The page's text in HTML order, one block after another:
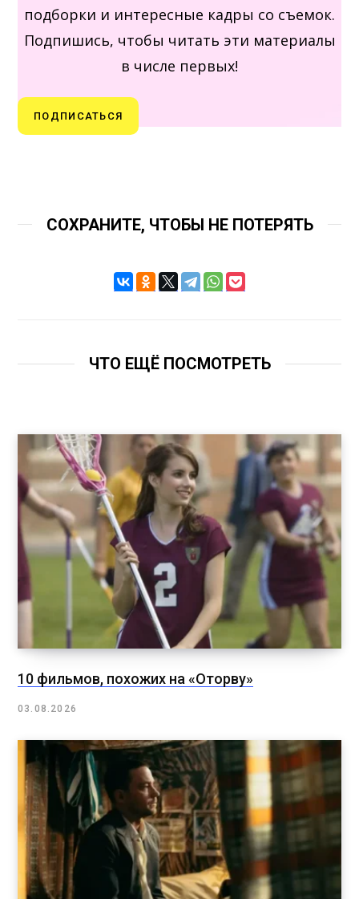
подборки и интересные кадры со съемок.
Подпишись, чтобы читать эти материалы
в числе первых!
ПОДПИСАТЬСЯ
СОХРАНИТЕ, ЧТОБЫ НЕ ПОТЕРЯТЬ
ЧТО ЕЩЁ ПОСМОТРЕТЬ
10 фильмов, похожих на «Оторву»
03.08.2026